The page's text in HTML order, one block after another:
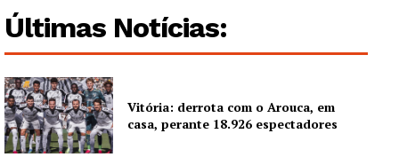
Últimas Notícias:
Vitória: derrota com o Arouca, em
casa, perante 18.926 espectadores